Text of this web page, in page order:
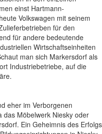
einst Hartmann-
Volkswagen mit seinem
für den
für andere bedeutende
Wirtschaftseinheiten
man sich Markersdorf als
Industriebetriebe, auf die
eher im Verborgenen
das Möbelwerk Niesky oder
Ein Geheimnis des Erfolgs